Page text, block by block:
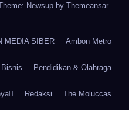
Newsup by Themeansar.
MEDIA SIBER Ambon Metro
Pendidikan & Olahraga
Redaksi The Moluccas